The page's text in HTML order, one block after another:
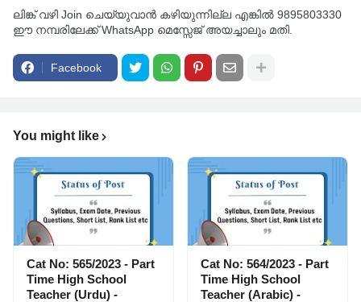
ലിങ്ക് വഴി Join ചെയ്യുവാൻ കഴിയുന്നില്ല എങ്കിൽ 9895803330
ഈ നമ്പരിലേക്ക് WhatsApp മെസ്സേജ് അയച്ചാലും മതി.
Facebook
You might like
Cat No: 565/2023 - Part
Time High School
Teacher (Urdu) -
Cat No: 564/2023 - Part
Time High School
Teacher (Arabic) -